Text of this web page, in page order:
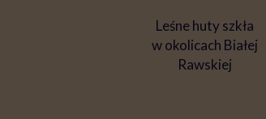
Leśne huty szkła
w okolicach Białej
Rawskiej